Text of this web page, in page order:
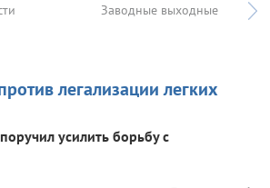
Заводные выходные
легализации легких
усилить борьбу с